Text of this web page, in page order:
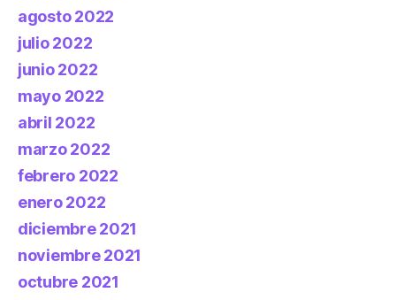
agosto 2022
julio 2022
junio 2022
mayo 2022
abril 2022
marzo 2022
febrero 2022
enero 2022
diciembre 2021
noviembre 2021
octubre 2021